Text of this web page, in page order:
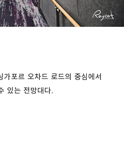
포르 오차드 로드의 중심에서
있는 전망대다.